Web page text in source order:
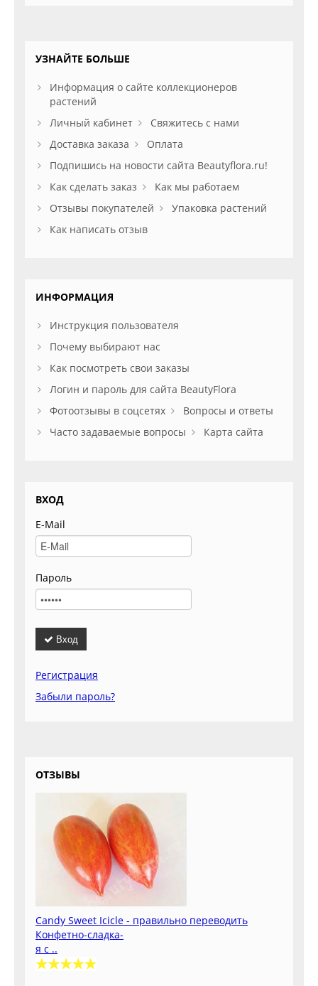
УЗНАЙТЕ БОЛЬШЕ
Информация о сайте коллекционеров
растений
Личный кабинет
Свяжитесь с нами
Доставка заказа
Оплата
Подпишись на новости сайта Beautyflora.ru!
Как сделать заказ
Как мы работаем
Отзывы покупателей
Упаковка растений
Как написать отзыв
ИНФОРМАЦИЯ
Инструкция пользователя
Почему выбирают нас
Как посмотреть свои заказы
Логин и пароль для сайта BeautyFlora
Фотоотзывы в соцсетях
Вопросы и ответы
Часто задаваемые вопросы
Карта сайта
ВХОД
E-Mail
Пароль
Вход
Регистрация
Забыли пароль?
ОТЗЫВЫ
Candy Sweet Icicle - правильно переводить
Конфетно-сладка-
я с ..